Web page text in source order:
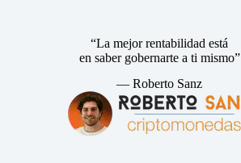
“La mejor rentabilidad está
en saber gobernarte a ti mismo”
— Roberto Sanz